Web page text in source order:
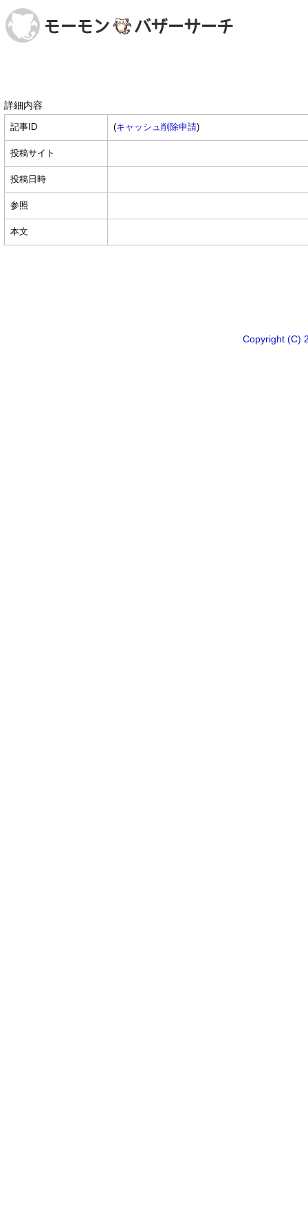
詳細内容
記事ID (キャッシュ削除申請)
投稿サイト
投稿日時
参照
本文
Copyright (C)